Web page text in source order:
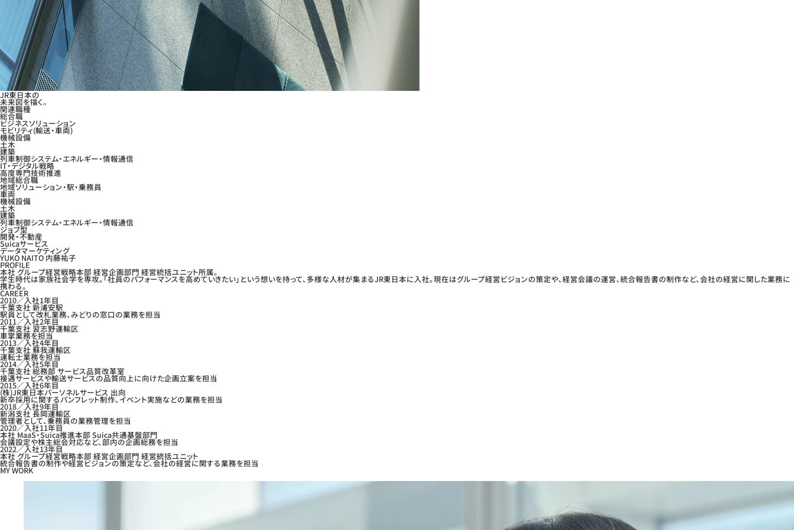
JR東日本の
未来図を描く。
関連職種
総合職
ビジネスソリューション
モビリティ(輸送・車両)
機械設備
土木
建築
列車制御システム・エネルギー・情報通信
IT・デジタル戦略
高度専門技術推進
地域総合職
地域ソリューション・駅・乗務員
車両
機械設備
土木
建築
列車制御システム・エネルギー・情報通信
ジョブ型
開発・不動産
Suicaサービス
データマーケティング
YUKO NAITO内藤祐子
PROFILE
本社 グループ経営戦略本部 経営企画部門 経営統括ユニット所属。
学生時代は家族社会学を専攻。「社員のパフォーマンスを高めていきたい」という想いを持って、多様な人材が集まるJR東日本に入社。現在はグループ経営ビジョンの策定や、経営会議の運営、統合報告書の制作など、会社の経営に関した業務に
携わる。
CAREER
2010／入社1年目
千葉支社 新浦安駅
駅員として改札業務、みどりの窓口の業務を担当
2011／入社2年目
千葉支社 習志野運輸区
車掌業務を担当
2013／入社4年目
千葉支社 蘇我運輸区
運転士業務を担当
2014／入社5年目
千葉支社 総務部 サービス品質改革室
接遇サービスや輸送サービスの品質向上に向けた企画立案を担当
2015／入社6年目
(株)JR東日本パーソネルサービス 出向
新卒採用に関するパンフレット制作、イベント実施などの業務を担当
2018／入社9年目
新潟支社 長岡運輸区
管理者として、乗務員の業務管理を担当
2020／入社11年目
本社 MaaS・Suica推進本部 Suica共通基盤部門
会議設定や株主総会対応など、部内の企画総務を担当
2022／入社13年目
本社 グループ経営戦略本部 経営企画部門 経営統括ユニット
統合報告書の制作や経営ビジョンの策定など、会社の経営に関する業務を担当
MY WORK